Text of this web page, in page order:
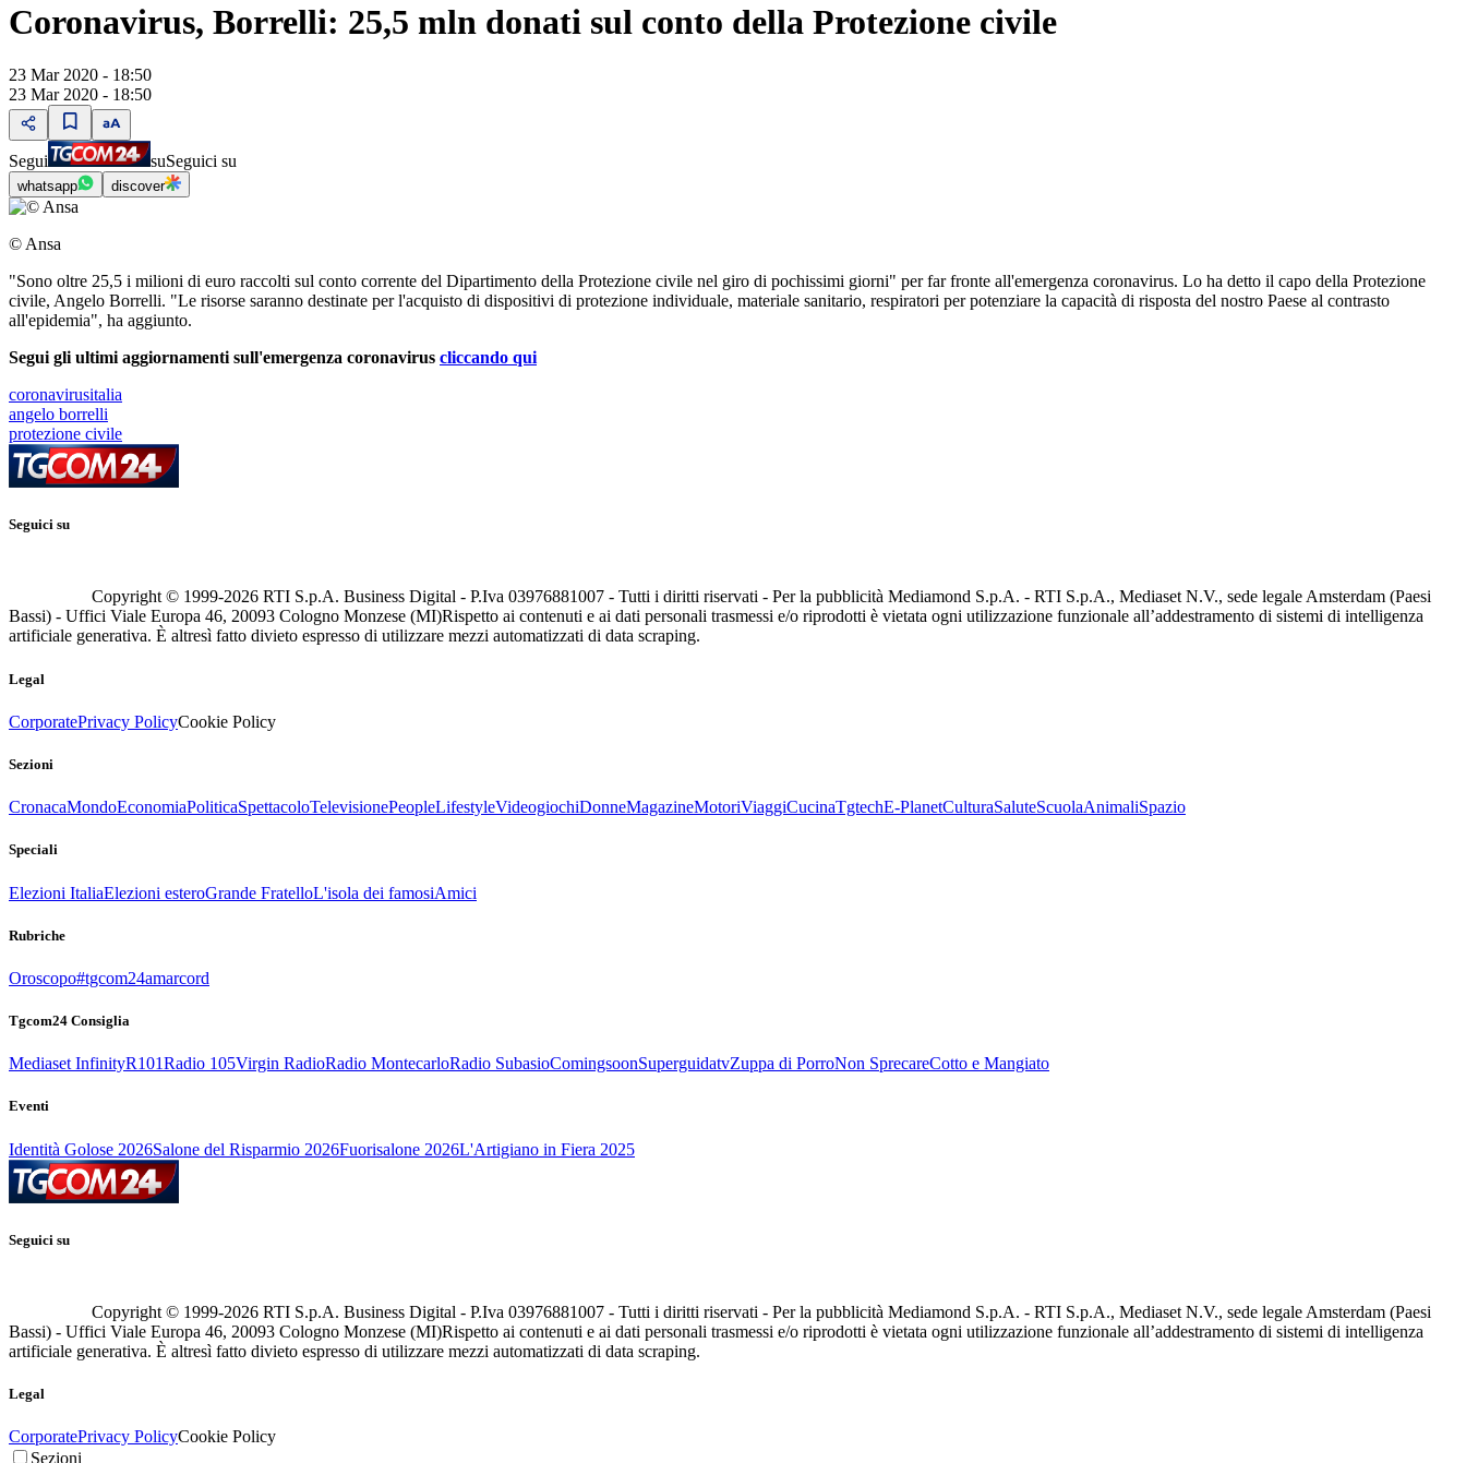
Coronavirus, Borrelli: 25,5 mln donati sul conto della Protezione civile
23 Mar 2020 - 18:50
23 Mar 2020 - 18:50
Segui suSeguici su
whatsapp discover
© Ansa
"Sono oltre 25,5 i milioni di euro raccolti sul conto corrente del Dipartimento della Protezione civile nel giro di pochissimi giorni" per far fronte all'emergenza coronavirus. Lo ha detto il capo della Protezione
civile, Angelo Borrelli. "Le risorse saranno destinate per l'acquisto di dispositivi di protezione individuale, materiale sanitario, respiratori per potenziare la capacità di risposta del nostro Paese al contrasto
all'epidemia", ha aggiunto.
Segui gli ultimi aggiornamenti sull'emergenza coronavirus cliccando qui
coronavirusitalia
angelo borrelli
protezione civile
Seguici su
Copyright © 1999-2026 RTI S.p.A. Business Digital - P.Iva 03976881007 - Tutti i diritti riservati - Per la pubblicità Mediamond S.p.A. - RTI S.p.A., Mediaset N.V., sede legale Amsterdam (Paesi
Bassi) - Uffici Viale Europa 46, 20093 Cologno Monzese (MI)Rispetto ai contenuti e ai dati personali trasmessi e/o riprodotti è vietata ogni utilizzazione funzionale all’addestramento di sistemi di intelligenza
artificiale generativa. È altresì fatto divieto espresso di utilizzare mezzi automatizzati di data scraping.
Legal
CorporatePrivacy PolicyCookie Policy
Sezioni
CronacaMondoEconomiaPoliticaSpettacoloTelevisionePeopleLifestyleVideogiochiDonneMagazineMotoriViaggiCucinaTgtechE-PlanetCulturaSaluteScuolaAnimaliSpazio
Speciali
Elezioni ItaliaElezioni esteroGrande FratelloL'isola dei famosiAmici
Rubriche
Oroscopo#tgcom24amarcord
Tgcom24 Consiglia
Mediaset InfinityR101Radio 105Virgin RadioRadio MontecarloRadio SubasioComingsoonSuperguidatvZuppa di PorroNon SprecareCotto e Mangiato
Eventi
Identità Golose 2026Salone del Risparmio 2026Fuorisalone 2026L'Artigiano in Fiera 2025
Seguici su
Copyright © 1999-2026 RTI S.p.A. Business Digital - P.Iva 03976881007 - Tutti i diritti riservati - Per la pubblicità Mediamond S.p.A. - RTI S.p.A., Mediaset N.V., sede legale Amsterdam (Paesi
Bassi) - Uffici Viale Europa 46, 20093 Cologno Monzese (MI)Rispetto ai contenuti e ai dati personali trasmessi e/o riprodotti è vietata ogni utilizzazione funzionale all’addestramento di sistemi di intelligenza
artificiale generativa. È altresì fatto divieto espresso di utilizzare mezzi automatizzati di data scraping.
Legal
CorporatePrivacy PolicyCookie Policy
Sezioni